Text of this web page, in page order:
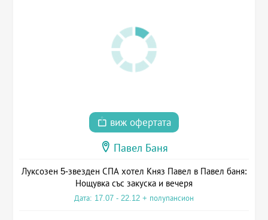
виж офертата
Павел Баня
Луксозен 5-звезден СПА хотел Княз Павел в Павел баня:
Нощувка със закуска и вечеря
Дата: 17.07 - 22.12 + полупансион